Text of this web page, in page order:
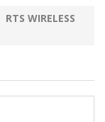
RTS WIRELESS